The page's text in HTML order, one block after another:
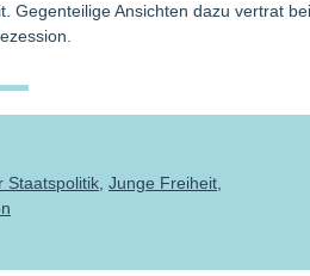
Gegenteilige Ansichten dazu vertrat
Staatspolitik Junge Freiheit